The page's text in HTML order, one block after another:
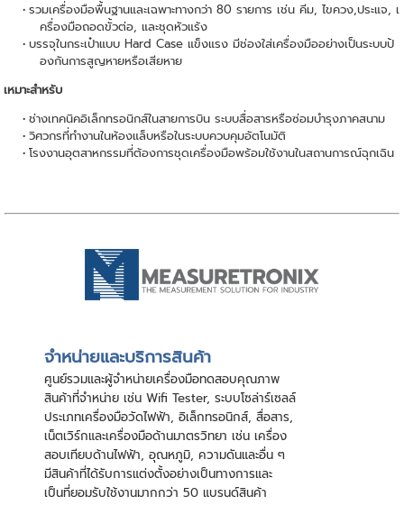
รวมเครื่องมือพื้นฐานและเฉพาะทางกว่า 80 รายการ เช่น คีม, ไขควง,ประแจ, เ
ครื่องมือถอดขั้วต่อ, และชุดหัวแร้ง
บรรจุในกระเป๋าแบบ Hard Case แข็งแรง มีช่องใส่เครื่องมืออย่างเป็นระบบป้
องกันการสูญหายหรือเสียหาย
เหมาะสำหรับ
ช่างเทคนิคอิเล็กทรอนิกส์ในสายการบิน ระบบสื่อสารหรือซ่อมบำรุงภาคสนาม
วิศวกรที่ทำงานในห้องแล็บหรือในระบบควบคุมอัตโนมัติ
โรงงานอุตสาหกรรมที่ต้องการชุดเครื่องมือพร้อมใช้งานในสถานการณ์ฉุกเฉิน
จําหน่ายและบริการสินค้า
ศูนย์รวมและผู้จําหน่ายเครื่องมือทดสอบคุณภาพ
สินค้าที่จําหน่าย เช่น Wifi Tester, ระบบโซล่าร์เซลล์
ประเภทเครื่องมือวัดไฟฟ้า, อิเล็กทรอนิกส์, สื่อสาร,
เน็ตเวิร์กและเครื่องมือด้านมาตรวิทยา เช่น เครื่อง
สอบเทียบด้านไฟฟ้า, อุณหภูมิ, ความดันและอื่น ๆ
มีสินค้าที่ได้รับการแต่งตั้งอย่างเป็นทางการและ
เป็นที่ยอมรับใช้งานมากกว่า 50 แบรนด์สินค้า